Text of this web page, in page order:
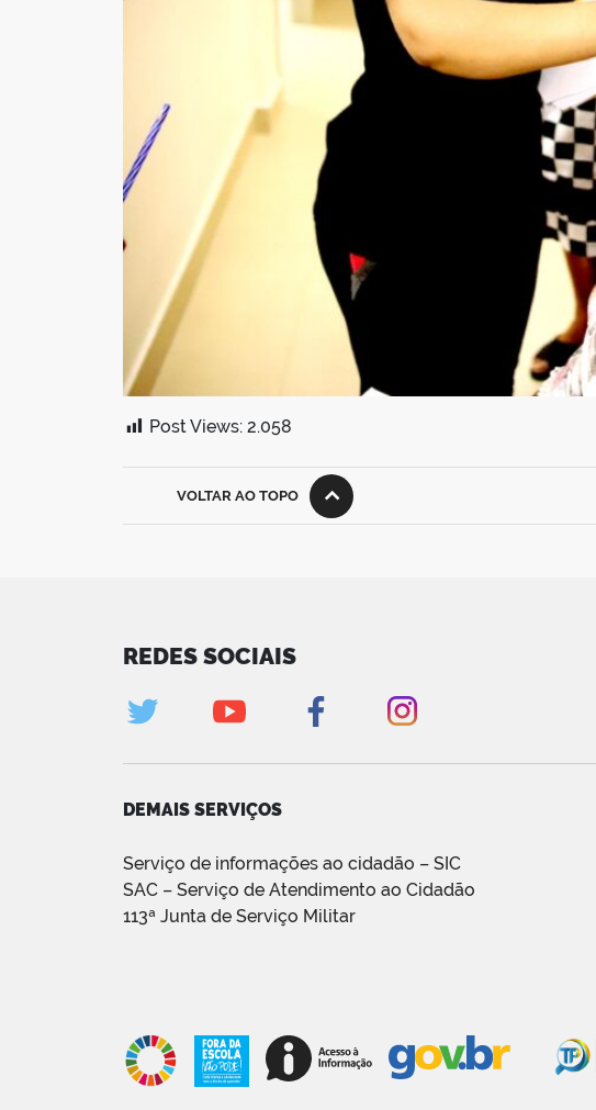
Post Views: 2.058
VOLTAR AO TOPO
REDES SOCIAIS
DEMAIS SERVIÇOS
Serviço de informações ao cidadão – SIC
SAC – Serviço de Atendimento ao Cidadão
113ª Junta de Serviço Militar